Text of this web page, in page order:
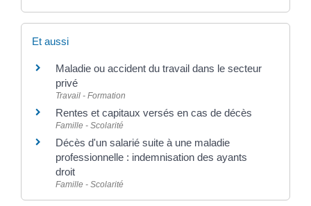
Et aussi
Maladie ou accident du travail dans le secteur
privé
Travail - Formation
Rentes et capitaux versés en cas de décès
Famille - Scolarité
Décès d'un salarié suite à une maladie
professionnelle : indemnisation des ayants
droit
Famille - Scolarité